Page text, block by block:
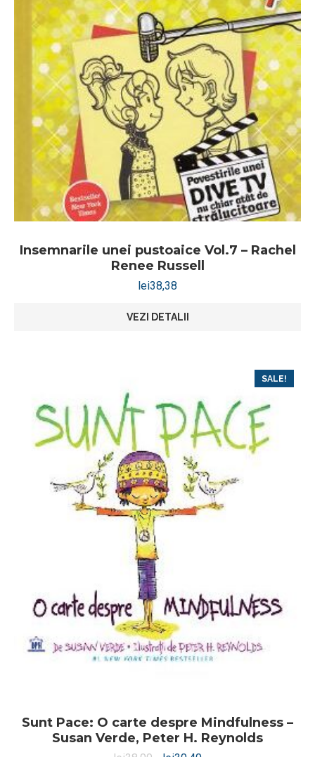
Insemnarile unei pustoaice Vol.7 – Rachel
Renee Russell
lei38,38
VEZI DETALII
SALE!
Sunt Pace: O carte despre Mindfulness –
Susan Verde, Peter H. Reynolds